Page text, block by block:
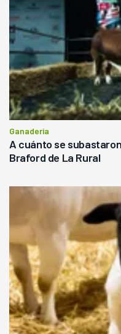
Ganadería
A cuánto se
Braford de La Rural